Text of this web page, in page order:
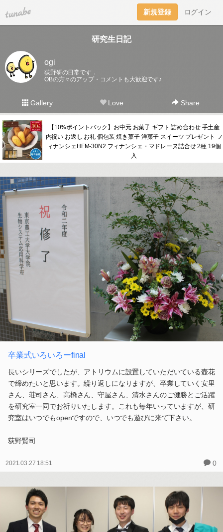
tuna.be 新規登録 ログイン
研究生日記
ogi
荻野研の日常です．
OBの方々のアップ・コメントも大歓迎です♪
Gallery Love Share
【10%ポイントバック】お中元 お菓子 ギフト 詰め合わせ 手土産
内祝い お返し お礼 個包装 焼き菓子 洋菓子 スイーツ プレゼント フ
ィナンシェHFM-30N2 フィナンシェ・マドレーヌ詰合せ 2種 19個
入
卒業式いろいろーfinal
長いシリーズでしたが、アトリウムに設置していただいている壺花
で締めたいと思います。繰り返しになりますが、卒業していく安里
さん、荘司さん、高橋さん、守屋さん、清水さんのご健勝とご活躍
を研究室一同でお祈りいたします。これも毎年いっていますが、研
究室はいつでもopenですので、いつでも遊びに来て下さい。
荻野賢司
2021.03.27 18:51 0